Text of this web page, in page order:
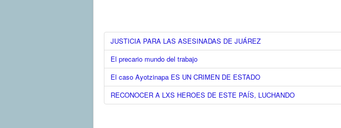
JUSTICIA PARA LAS ASESINADAS DE JUÁREZ
El precario mundo del trabajo
El caso Ayotzinapa ES UN CRIMEN DE ESTADO
RECONOCER A LXS HEROES DE ESTE PAÍS, LUCHANDO